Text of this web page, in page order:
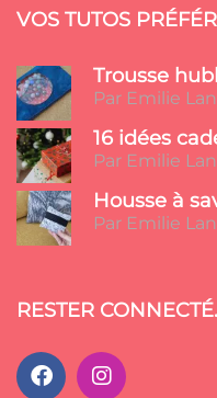
VOS TUTOS
Trousse
Par Emilie
16 idées
Par Emilie
Housse à
Par Emilie
RESTER